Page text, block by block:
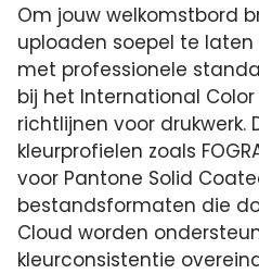
Om jouw welkomstbord
uploaden soepel te laten
met professionele
bij het International Color
richtlijnen voor drukwerk.
kleurprofielen zoals
voor Pantone Solid
bestandsformaten die
Cloud worden
kleurconsistentie